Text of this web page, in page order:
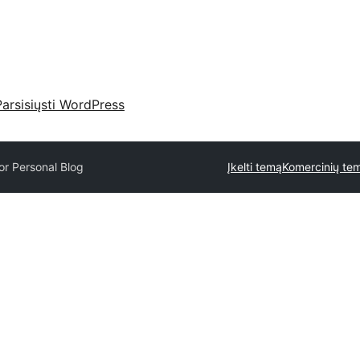
WordPress
Personal Blog Įkelti temąKomercinių